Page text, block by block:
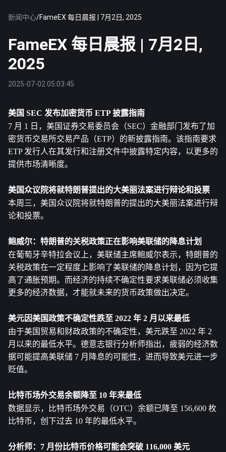
新闻中心/FameEX 每日晨报 | 7月2日, 2025
FameEX 每日晨报 | 7月2日,
2025
2025-07-02 05:03:45
美国 SEC 发布加密货币 ETP 披露指南
7 月 1 日，美国证券交易委员会（SEC）金融部门发布了加
密货币交易所交易产品（ETP）的新披露指南。该指南要求
ETP 发行人在其发行和注册文件中披露特定内容，以更多的
提供市场清晰度。
美国众议院将就特朗普提出的大美丽法案进行辩论和投票
本周三，美国众议院将就特朗普的提出的大美丽法案进行辩
论和投票。
鲍威尔：特朗普的关税政策正在影响美联储的降息计划
在葡萄牙辛特拉会议上，美联储主席鲍威尔表示，特朗普的
关税政策在一定程度上影响了美联储的降息计划，因为它提
高了通胀预期。而经济的持续不确定性要求美联储必须收集
更多的经济数据，才能就未来的货币政策做出决定。
美元因美国政策不确定性跌至 2022 年 2 月以来最低
由于美国贸易和财政政策的不确定性，美元跌至 2022 年 2
月以来的最低水平。德意志银行分析师指出，疲弱的经济数
据可能提高美联储 7 月降息的可能性，进而导致美元进一步
贬值。
比特币场外交易余额降至 10 年来最低
数据显示，比特币场外交易（OTC）余额已降至 156,600 枚
比特币，创下过去 10 年的最低水平。
分析师：7 月份比特币价格可能会突破 116,000 美元